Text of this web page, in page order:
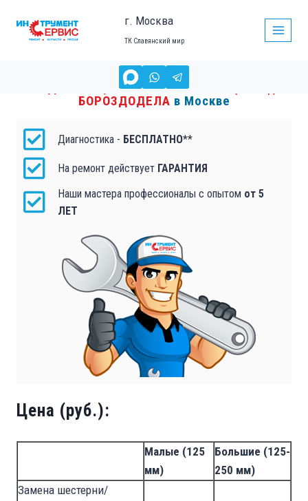
г. Москва
ТК Славянский мир
ЗАМЕНА ШЕСТЕРНИ ШПИНДЕЛЯ
РЕДУКТОРА, РЕМОНТ БОЛГАРКИ (УШМ),
БОРОЗДОДЕЛА в Москве
Диагностика - БЕСПЛАТНО**
На ремонт действует ГАРАНТИЯ
Наши мастера профессионалы с опытом от 5
ЛЕТ
Цена (руб.):
Малые (125
мм)
Большие (125-
250 мм)
Замена шестерни/